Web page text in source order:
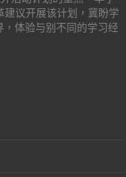
议开展该计划，冀盼学
体验与别不同的学习经